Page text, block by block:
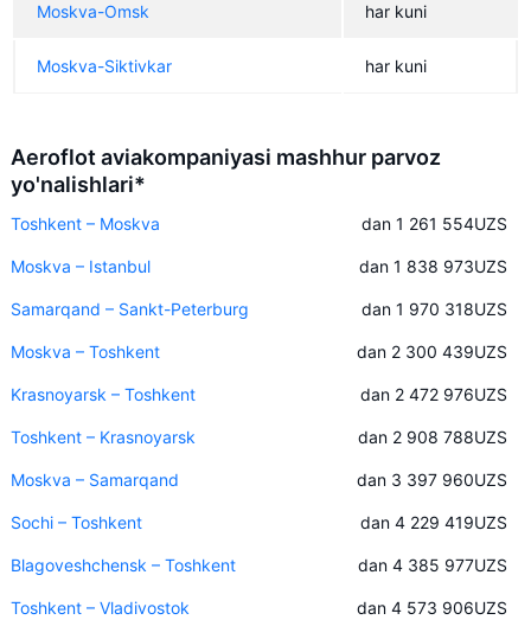
Moskva-Omsk har kuni
Moskva-Siktivkar har kuni
Aeroflot aviakompaniyasi mashhur parvoz
yo'nalishlari*
Toshkent – Moskva dan 1 261 554UZS
Moskva – Istanbul dan 1 838 973UZS
Samarqand – Sankt-Peterburg dan 1 970 318UZS
Moskva – Toshkent dan 2 300 439UZS
Krasnoyarsk – Toshkent dan 2 472 976UZS
Toshkent – Krasnoyarsk dan 2 908 788UZS
Moskva – Samarqand dan 3 397 960UZS
Sochi – Toshkent dan 4 229 419UZS
Blagoveshchensk – Toshkent dan 4 385 977UZS
Toshkent – Vladivostok dan 4 573 906UZS